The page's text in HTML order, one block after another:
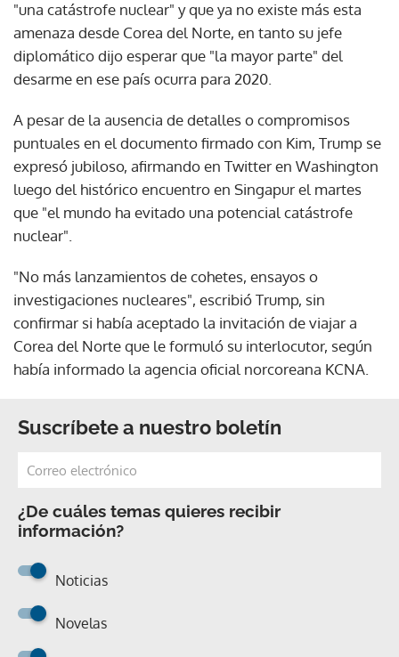
"una catástrofe nuclear" y que ya no existe más esta
amenaza desde Corea del Norte, en tanto su jefe
diplomático dijo esperar que "la mayor parte" del
desarme en ese país ocurra para 2020.
A pesar de la ausencia de detalles o compromisos
puntuales en el documento firmado con Kim, Trump se
expresó jubiloso, afirmando en Twitter en Washington
luego del histórico encuentro en Singapur el martes
que "el mundo ha evitado una potencial catástrofe
nuclear".
"No más lanzamientos de cohetes, ensayos o
investigaciones nucleares", escribió Trump, sin
confirmar si había aceptado la invitación de viajar a
Corea del Norte que le formuló su interlocutor, según
había informado la agencia oficial norcoreana KCNA.
Suscríbete a nuestro boletín
¿De cuáles temas quieres recibir
información?
Noticias
Novelas